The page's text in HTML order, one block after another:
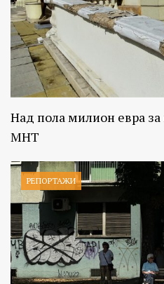
Над пола милион евра
МНТ
РЕПОРТАЖИ